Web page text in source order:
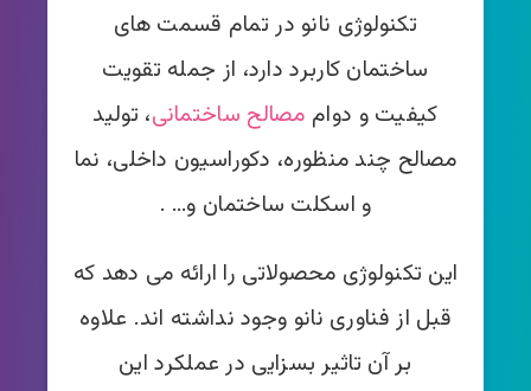
تکنولوژی نانو در تمام قسمت های
ساختمان کاربرد دارد، از جمله تقویت
کیفیت و دوام مصالح ساختمانی، تولید
مصالح چند منظوره، دکوراسیون داخلی، نما
و اسکلت ساختمان و… .
این تکنولوژی محصولاتی را ارائه می دهد که
قبل از فناوری نانو وجود نداشته اند. علاوه
بر آن تاثیر بسزایی در عملکرد این